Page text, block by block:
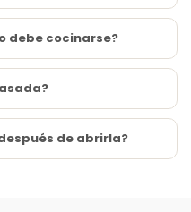
debe cocinarse?
de abrirla?